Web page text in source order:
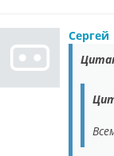
Сергей